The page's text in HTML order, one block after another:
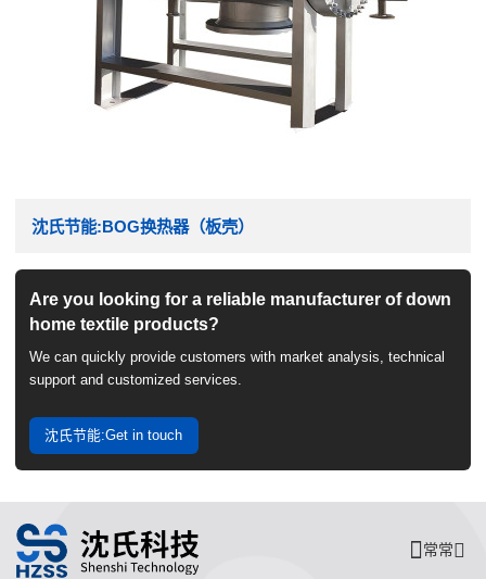
沈氏节能:BOG换热器（板壳）
Are you looking for a reliable manufacturer of down
home textile products?
We can quickly provide customers with market analysis, technical
support and customized services.
沈氏节能:Get in touch
常常